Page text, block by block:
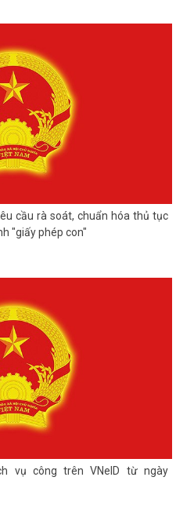
cầu rà soát, chuẩn hóa thủ tục
"giấy phép con"
vụ công trên VNeID từ ngày